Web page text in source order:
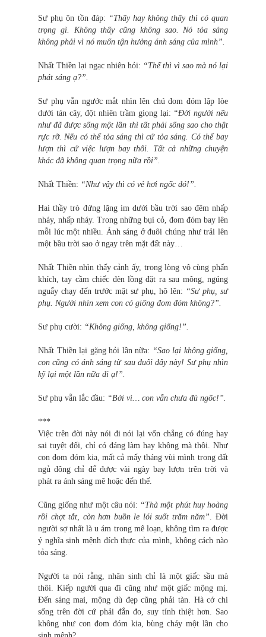
Sư phụ ôn tồn đáp: “Thấy hay không thấy thì có quan
trọng gì. Không thấy cũng không sao. Nó tỏa sáng
không phải vì nó muốn tận hưởng ánh sáng của mình”.
Nhất Thiền lại ngạc nhiên hỏi: “Thế thì vì sao mà nó lại
phát sáng ạ?”.
Sư phụ vẫn ngước mắt nhìn lên chú đom đóm lập lòe
dưới tán cây, đột nhiên trầm giọng lại: “Đời người nếu
như đã được sống một lần thì tất phải sống sao cho thật
rực rỡ. Nếu có thể tỏa sáng thì cứ tỏa sáng. Có thể bay
lượn thì cứ việc lượn bay thôi. Tất cả những chuyện
khác đã không quan trọng nữa rồi”.
Nhất Thiền: “Như vậy thì có vẻ hơi ngốc đó!”.
Hai thầy trò đứng lặng im dưới bầu trời sao đêm nhấp
nháy, nhấp nháy. Trong những bụi cỏ, đom đóm bay lên
mỗi lúc một nhiều. Ánh sáng ở đuôi chúng như trải lên
một bầu trời sao ở ngay trên mặt đất này…
Nhất Thiền nhìn thấy cảnh ấy, trong lòng vô cùng phấn
khích, tay cầm chiếc đèn lồng đặt ra sau mông, ngúng
nguẩy chạy đến trước mặt sư phụ, hô lên: “Sư phụ, sư
phụ. Người nhìn xem con có giống đom đóm không?”.
Sư phụ cười: “Không giống, không giống!”.
Nhất Thiền lại gặng hỏi lần nữa: “Sao lại không giống,
con cũng có ánh sáng từ sau đuôi đây này! Sư phụ nhìn
kỹ lại một lần nữa đi ạ!”.
Sư phụ vẫn lắc đầu: “Bởi vì… con vẫn chưa đủ ngốc!”.
***
Việc trên đời này nói đi nói lại vốn chẳng có đúng hay
sai tuyệt đối, chỉ có đáng làm hay không mà thôi. Như
con đom đóm kia, mất cả mấy tháng vùi mình trong đất
ngủ đông chỉ để được vài ngày bay lượn trên trời và
phát ra ánh sáng mê hoặc đến thế.
Cũng giống như một câu nói: “Thà một phút huy hoàng
rồi chợt tắt, còn hơn buồn le lói suốt trăm năm”. Đời
người sợ nhất là u ám trong mê loạn, không tìm ra được
ý nghĩa sinh mệnh đích thực của mình, không cách nào
tỏa sáng.
Người ta nói rằng, nhân sinh chỉ là một giấc sầu mà
thôi. Kiếp người qua đi cũng như một giấc mộng mị.
Đến sáng mai, mộng dù đẹp cũng phải tàn. Hà cớ chi
sống trên đời cứ phải đắn đo, suy tính thiệt hơn. Sao
không như con đom đóm kia, bùng cháy một lần cho